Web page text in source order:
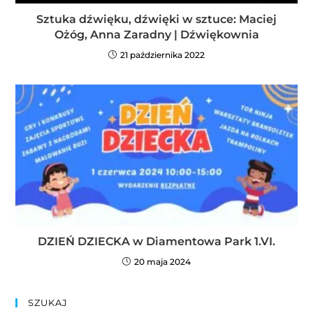
Sztuka dźwięku, dźwięki w sztuce: Maciej
Ożóg, Anna Zaradny | Dźwiękownia
21 października 2022
DZIEŃ DZIECKA w Diamentowa Park 1.VI.
20 maja 2024
SZUKAJ